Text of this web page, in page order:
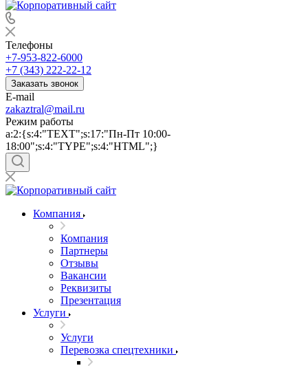
Телефоны
+7-953-822-6000
+7 (343) 222-22-12
Заказать звонок
E-mail
zakaztral@mail.ru
Режим работы
a:2:{s:4:"TEXT";s:17:"Пн-Пт 10:00-
18:00";s:4:"TYPE";s:4:"HTML";}
Компания
Компания
Партнеры
Отзывы
Вакансии
Реквизиты
Презентация
Услуги
Услуги
Перевозка спецтехники